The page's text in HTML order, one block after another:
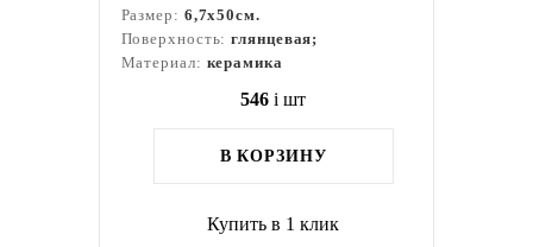
Размер: 6,7x50см.
Поверхность:глянцевая;
Материал: керамика
546 i шт
В КОРЗИНУ
Купить в 1 клик